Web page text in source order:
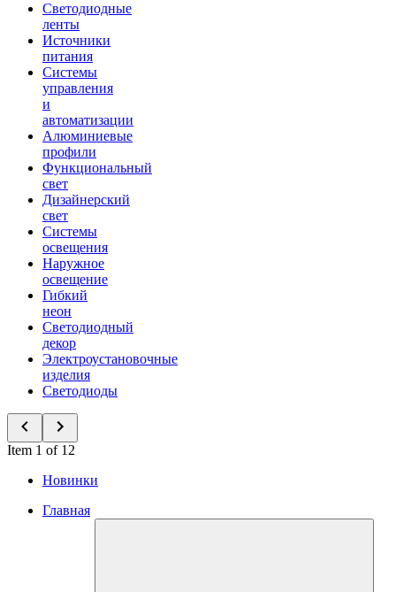
Светодиодные
ленты
Источники
питания
Системы
управления
и
автоматизации
Алюминиевые
профили
Функциональный
свет
Дизайнерский
свет
Системы
освещения
Наружное
освещение
Гибкий
неон
Светодиодный
декор
Электроустановочные
изделия
Светодиоды
Item 1 of 12
Новинки
Главная